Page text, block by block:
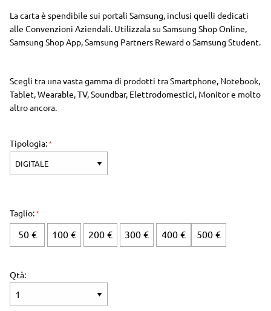
La carta è spendibile sui portali Samsung, inclusi quelli dedicati
alle Convenzioni Aziendali. Utilizzala su Samsung Shop Online,
Samsung Shop App,Samsung Partners Rewardo Samsung Student.
Scegli tra una vasta gamma di prodotti tra Smartphone, Notebook,
Tablet, Wearable, TV, Soundbar, Elettrodomestici, Monitor e molto
altro ancora.
Tipologia:
Taglio:
50 € 100 € 200 € 300 € 400 € 500 €
Qtà: